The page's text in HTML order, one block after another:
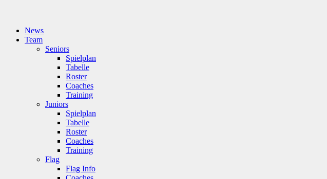
News
Team
Seniors
Spielplan
Tabelle
Roster
Coaches
Training
Juniors
Spielplan
Tabelle
Roster
Coaches
Training
Flag
Flag Info